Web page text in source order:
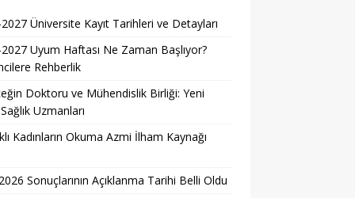
Üniversite Kayıt Tarihleri ve Detayları
Uyum Haftası Ne Zaman Başlıyor?
Rehberlik
Doktoru ve Mühendislik Birliği: Yeni
Uzmanları
Kadınların Okuma Azmi İlham Kaynağı
Sonuçlarının Açıklanma Tarihi Belli Oldu